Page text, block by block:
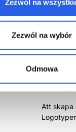
Zezwól na
Zezwól na wybór
Odmowa
– vi ringer dig.
För dig
Att skapa